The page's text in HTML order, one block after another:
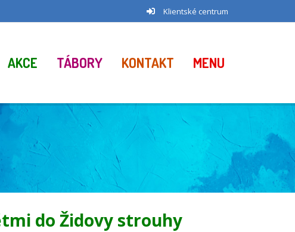
Klientské centrum
AKCE TÁBORY KONTAKT MENU
do Židovy strouhy